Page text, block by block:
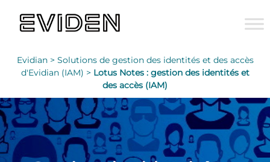
Evidian > Solutions de gestion des identités et des accès
d'Evidian (IAM) > Lotus Notes : gestion des identités et
des accès (IAM)